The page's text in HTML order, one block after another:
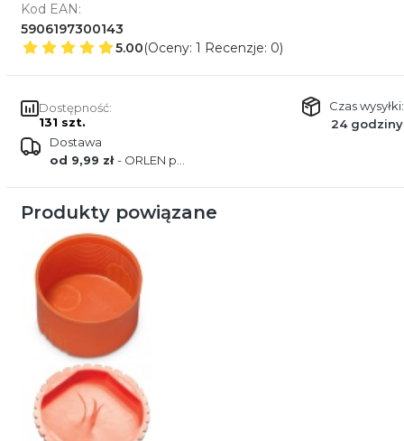
Kod EAN:
5906197300143
5.00(Oceny: 1 Recenzje: 0)
Dostępność:
131 szt.
Czas wysyłki:
24 godziny
Dostawa
od 9,99 zł- ORLEN paczka
Produkty powiązane